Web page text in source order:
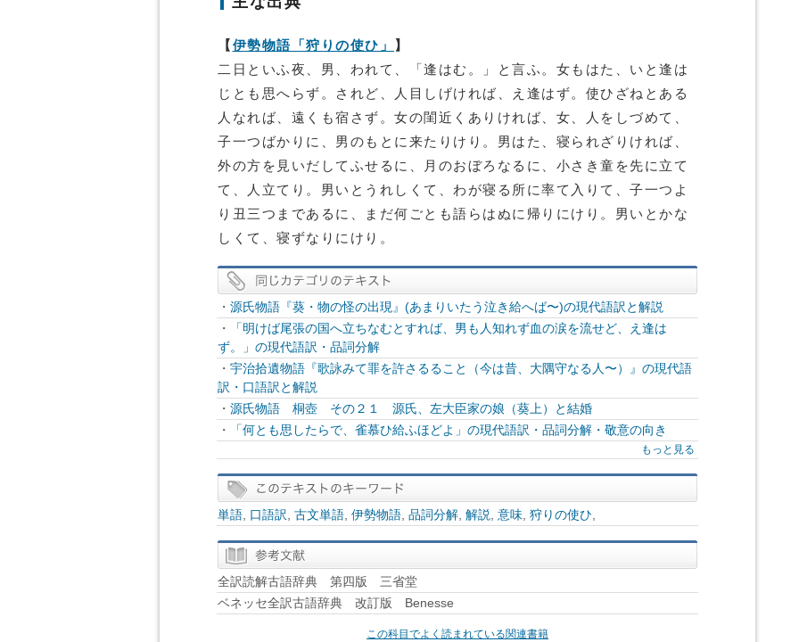
【 伊勢物語「狩りの使ひ」
】
二日といふ夜、男、われて、「逢はむ。」と言ふ。女もはた、いと逢は
じとも思へらず。されど、人目しげければ、え逢はず。使ひざねとある
人なれば、遠くも宿さず。女の閨近くありければ、女、人をしづめて、
子一つばかりに、男のもとに来たりけり。男はた、寝られざりければ、
外の方を見いだしてふせるに、月のおぼろなるに、小さき童を先に立て
て、人立てり。男いとうれしくて、わが寝る所に率て入りて、子一つよ
り丑三つまであるに、まだ何ごとも語らはぬに帰りにけり。男いとかな
しくて、寝ずなりにけり。
・ 源氏物語『葵・物の怪の出現』(あまりいたう泣き給へば〜)の現代語訳と解説
・
「明けば尾張の国へ立ちなむとすれば、男も人知れず血の涙を流せど、え逢は
ず。」の現代語訳・品詞分解
・ 宇治拾遺物語『歌詠みて罪を許さるること（今は昔、大隅守なる人〜）』の現代語
訳・口語訳と解説
・ 源氏物語 桐壺 その２１ 源氏、左大臣家の娘（葵上）と結婚
・
「何とも思したらで、雀慕ひ給ふほどよ」の現代語訳・品詞分解・敬意の向き
もっと見る
単語 口語訳 古文単語 伊勢物語 品詞分解 解説 意味 狩りの使ひ
全訳読解古語辞典 第四版 三省堂
ベネッセ全訳古語辞典 改訂版 Benesse
この科目でよく読まれている関連書籍